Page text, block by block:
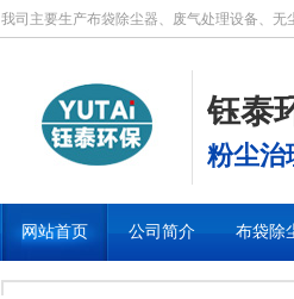
我司主要生产布袋除尘器、废气处理设备、无
钰泰
粉尘治
网站首页 公司简介 布袋除